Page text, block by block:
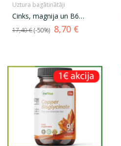
Uztura bagātinātāji
Cinks, magnija un B6
Standarta
cena
17,40 € -50% Cena
8,70 €